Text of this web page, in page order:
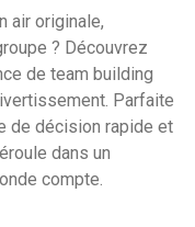
air originale,
? Découvrez
de team building
Parfaite
de décision rapide et
dans un
compte.